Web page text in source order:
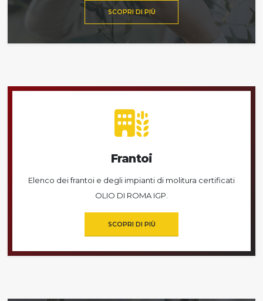
SCOPRI DI PIÙ
Frantoi
Elenco dei frantoi e degli impianti di molitura certificati
OLIO DI ROMA IGP.
SCOPRI DI PIÙ